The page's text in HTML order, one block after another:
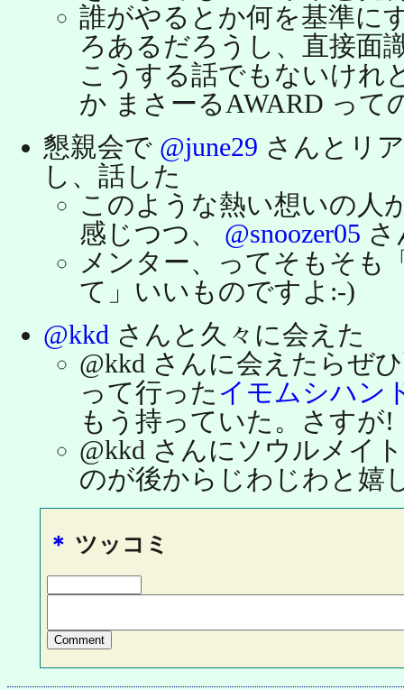
誰がやるとか何を基準に
ろあるだろうし、直接面
こうする話でもないけれ
か まさーるAWARD って
懇親会で @june29 さんとリ
し、話した
このような熱い想いの人
感じつつ、 @snoozer05
メンター、ってそもそも
て」いいものですよ:-)
@kkd さんと久々に会えた
@kkd さんに会えたらぜ
って行った イモムシハン
もう持っていた。さすが!
@kkd さんにソウルメイ
のが後からじわじわと嬉
＊ ツッコミ